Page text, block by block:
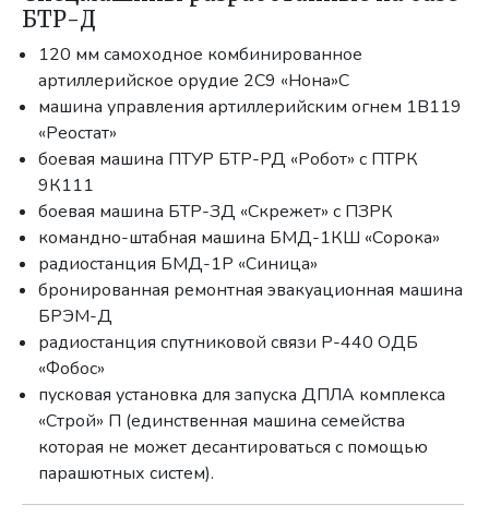
БТР-Д
120 мм самоходное комбинированное
артиллерийское орудие 2С9 «Нона»С
машина управления артиллерийским огнем 1В119
«Реостат»
боевая машина ПТУР БТР-РД «Робот» с ПТРК
9К111
боевая машина БТР-ЗД «Скрежет» с ПЗРК
командно-штабная машина БМД-1КШ «Сорока»
радиостанция БМД-1Р «Синица»
бронированная ремонтная эвакуационная машина
БРЭМ-Д
радиостанция спутниковой связи Р-440 ОДБ
«Фобос»
пусковая установка для запуска ДПЛА комплекса
«Строй» П (единственная машина семейства
которая не может десантироваться с помощью
парашютных систем).